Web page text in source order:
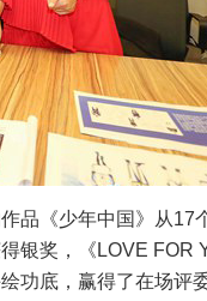
品《少年中国》从17
银奖，《LOVE FOR
功底，赢得了在场评